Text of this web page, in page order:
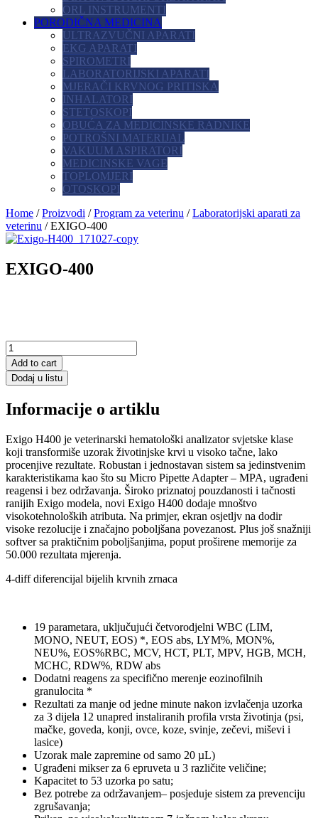
ORL INSTRUMENTI
PORODIČNA MEDICINA
ULTRAZVUČNI APARATI
EKG APARATI
SPIROMETRI
LABORATORIJSKI APARATI
MJERAČI KRVNOG PRITISKA
INHALATORI
STETOSKOPI
OBUĆA ZA MEDICINSKE RADNIKE
POTROŠNI MATERIJAL
VAKUUM ASPIRATORI
MEDICINSKE VAGE
TOPLOMJERI
OTOSKOPI
Home /Proizvodi /Program za veterinu /Laboratorijski aparati za
veterinu / EXIGO-400
EXIGO-400
Add to cart
Dodaj u listu
Informacije o artiklu
Exigo H400 je veterinarski hematološki analizator svjetske klase
koji transformiše uzorak životinjske krvi u visoko tačne, lako
procenjive rezultate. Robustan i jednostavan sistem sa jedinstvenim
karakteristikama kao što su Micro Pipette Adapter – MPA, ugrađeni
reagensi i bez održavanja. Široko priznatoj pouzdanosti i tačnosti
ranijih Exigo modela, novi Exigo H400 dodaje mnoštvo
visokotehnoloških atributa. Na primjer, ekran osjetljv na dodir
visoke rezolucije i značajno poboljšana povezanost. Plus još snažniji
softver sa praktičnim poboljšanjima, poput proširene memorije za
50.000 rezultata mjerenja.
4-diff diferencijal bijelih krvnih zrnaca
19 parametara, uključujući četvorodjelni WBC (LIM,
MONO, NEUT, EOS) *, EOS abs, LYM%, MON%,
NEU%, EOS%RBC, MCV, HCT, PLT, MPV, HGB, MCH,
MCHC, RDW%, RDW abs
Dodatni reagens za specifično merenje eozinofilnih
granulocita *
Rezultati za manje od jedne minute nakon izvlačenja uzorka
za 3 dijela 12 unapred instaliranih profila vrsta životinja (psi,
mačke, goveda, konji, ovce, koze, svinje, zečevi, miševi i
lasice)
Uzorak male zapremine od samo 20 µL)
Ugrađeni mikser za 6 epruveta u 3 različite veličine;
Kapacitet to 53 uzorka po satu;
Bez potrebe za održavanjem– posjeduje sistem za prevenciju
zgrušavanja;